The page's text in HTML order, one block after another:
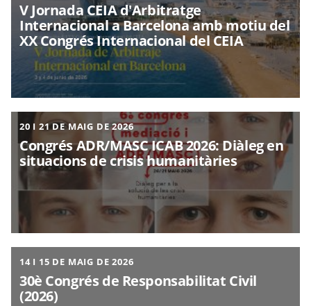
V Jornada CEIA d'Arbitratge
Internacional a Barcelona amb motiu del
XX Congrés Internacional del CEIA
20 I 21 DE MAIG DE 2026
Congrés ADR/MASC ICAB 2026: Diàleg en
situacions de crisis humanitàries
14 I 15 DE MAIG DE 2026
30è Congrés de Responsabilitat Civil
(2026)